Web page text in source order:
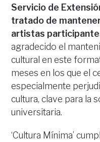
Servicio de
tratado de
artistas
agradecido el
cultural en este
meses en los que el
especialmente
cultura, clave para la
universitaria.
‘Cultura Mínima’